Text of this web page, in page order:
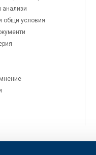
анализи
общи условия